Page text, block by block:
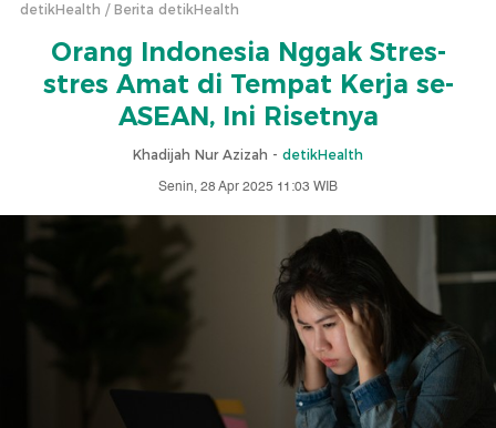
detikHealth Berita detikHealth
Orang Indonesia Nggak Stres-
stres Amat di Tempat Kerja se-
ASEAN, Ini Risetnya
Khadijah Nur Azizah - detikHealth
Senin, 28 Apr 2025 11:03 WIB